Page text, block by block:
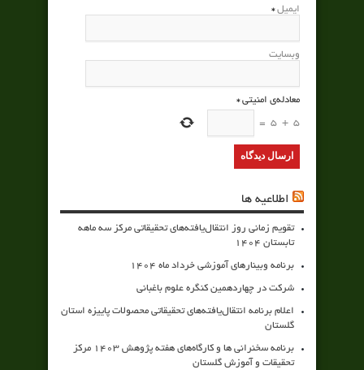
ایمیل *
وبسایت
معادله‌ی امنیتی*
5
+
5
=
اطلاعیه ها
تقویم زمانی روز انتقال‌یافته‌های تحقیقاتی مرکز سه ماهه
تابستان 1404
برنامه وبینارهای آموزشی خرداد ماه 1404
شرکت در چهاردهمین کنگره علوم باغبانی
اعلام برنامه انتقال‌یافته‌های تحقیقاتی محصولات پاییزه استان
گلستان
برنامه سخنرانی ها و کارگاه‌های هفته پژوهش 1403 مرکز
تحقیقات و آموزش گلستان